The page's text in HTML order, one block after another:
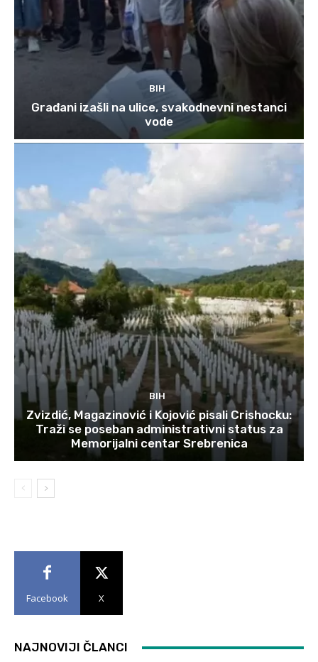
BIH
Građani izašli na ulice, svakodnevni nestanci
vode
BIH
Zvizdić, Magazinović i Kojović pisali Crishocku:
Traži se poseban administrativni status za
Memorijalni centar Srebrenica
Facebook X
NAJNOVIJI ČLANCI